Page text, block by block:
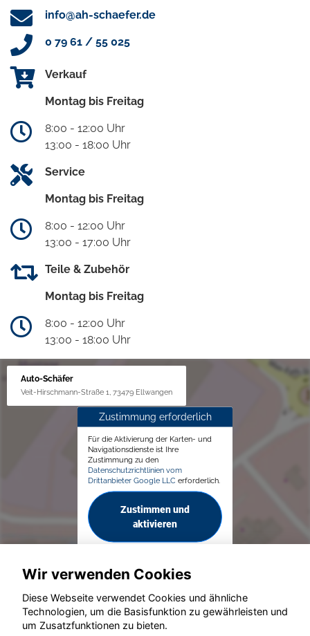
info@ah-schaefer.de
0 79 61 / 55 025
Verkauf
Montag bis Freitag
8:00 - 12:00 Uhr
13:00 - 18:00 Uhr
Service
Montag bis Freitag
8:00 - 12:00 Uhr
13:00 - 17:00 Uhr
Teile & Zubehör
Montag bis Freitag
8:00 - 12:00 Uhr
13:00 - 18:00 Uhr
Auto-Schäfer
Veit-Hirschmann-Straße 1, 73479 Ellwangen
Zustimmung erforderlich
Für die Aktivierung der Karten- und
Navigationsdienste ist Ihre
Zustimmung zu den
Datenschutzrichtlinien vom
Drittanbieter Google LLC erforderlich.
Zustimmen und
aktivieren
© konjunkturmotor.de GmbH 2020 - 2026
Wir verwenden Cookies
Diese Webseite verwendet Cookies und ähnliche
Technologien, um die Basisfunktion zu gewährleisten und
um Zusatzfunktionen zu bieten.